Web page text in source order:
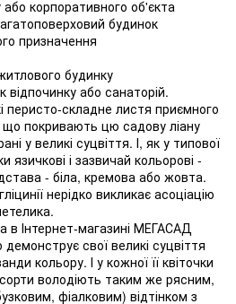
корпоративного об'єкта
будинок
призначення
будинку
або санаторій.
перисто-складне листя приємного
що покривають цю садову ліану
у великі суцвіття. І, як у типової
язичкові і зазвичай кольорові -
- біла, кремова або жовта.
нерідко викликає асоціацію
​​в Інтернет-магазині МЕГАСАД
свої великі суцвіття
кольору. І у кожної її квіточки
володіють таким же рясним,
фіалковим) відтінком з